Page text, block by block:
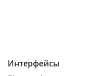
Интерфейсы